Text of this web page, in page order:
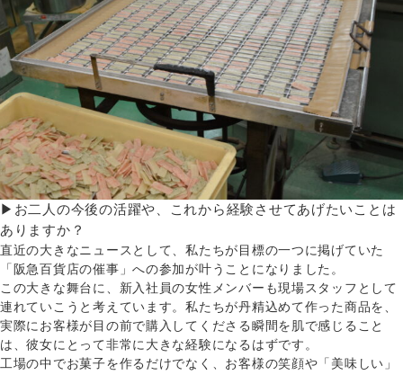
▶お二人の今後の活躍や、これから経験させてあげたいことは
ありますか？
直近の大きなニュースとして、私たちが目標の一つに掲げていた
「阪急百貨店の催事」への参加が叶うことになりました。
この大きな舞台に、新入社員の女性メンバーも現場スタッフとして
連れていこうと考えています。私たちが丹精込めて作った商品を、
実際にお客様が目の前で購入してくださる瞬間を肌で感じること
は、彼女にとって非常に大きな経験になるはずです。
工場の中でお菓子を作るだけでなく、お客様の笑顔や「美味しい」